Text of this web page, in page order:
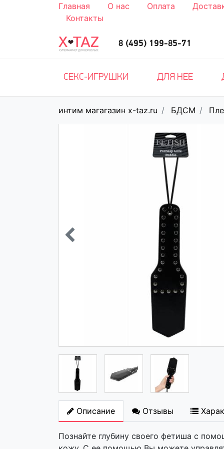
Главная О нас Оплата
Контакты
8 (495) 199-85-71
СЕКС-ИГРУШКИ ДЛЯ НЕЕ
интим магагазин x-taz.ru БДСМ
Описание Отзывы
Познайте глубину своего фетиша с